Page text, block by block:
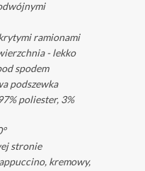
ramionami
- lekko
spodem
podszewka
poliester, 3%
stronie
kremowy,